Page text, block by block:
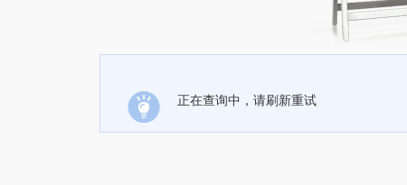
正在查询中，请刷新重试